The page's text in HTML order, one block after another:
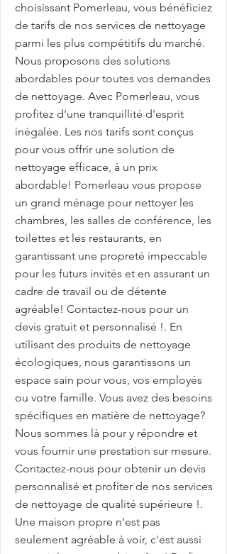
choisissant Pomerleau, vous bénéficiez
de tarifs de nos services de nettoyage
parmi les plus compétitifs du marché.
Nous proposons des solutions
abordables pour toutes vos demandes
de nettoyage. Avec Pomerleau, vous
profitez d'une tranquillité d'esprit
inégalée. Les nos tarifs sont conçus
pour vous offrir une solution de
nettoyage efficace, à un prix
abordable! Pomerleau vous propose
un grand ménage pour nettoyer les
chambres, les salles de conférence, les
toilettes et les restaurants, en
garantissant une propreté impeccable
pour les futurs invités et en assurant un
cadre de travail ou de détente
agréable! Contactez-nous pour un
devis gratuit et personnalisé !. En
utilisant des produits de nettoyage
écologiques, nous garantissons un
espace sain pour vous, vos employés
ou votre famille. Vous avez des besoins
spécifiques en matière de nettoyage?
Nous sommes là pour y répondre et
vous fournir une prestation sur mesure.
Contactez-nous pour obtenir un devis
personnalisé et profiter de nos services
de nettoyage de qualité supérieure !.
Une maison propre n'est pas
seulement agréable à voir, c'est aussi